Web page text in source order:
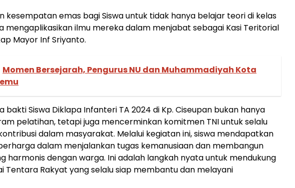
kesempatan emas bagi Siswa untuk tidak hanya belajar teori di kelas
mengaplikasikan ilmu mereka dalam menjabat sebagai Kasi Teritorial
Mayor Inf Sriyanto.
Momen Bersejarah, Pengurus NU dan Muhammadiyah Kota
bakti Siswa Diklapa Infanteri TA 2024 di Kp. Ciseupan bukan hanya
pelatihan, tetapi juga mencerminkan komitmen TNI untuk selalu
dalam masyarakat. Melalui kegiatan ini, siswa mendapatkan
dalam menjalankan tugas kemanusiaan dan membangun
harmonis dengan warga. Ini adalah langkah nyata untuk mendukung
Tentara Rakyat yang selalu siap membantu dan melayani